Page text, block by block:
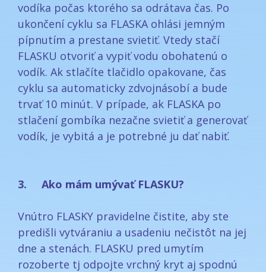
vodíka počas ktorého sa odrátava čas. Po
ukončení cyklu sa FLASKA ohlási jemným
pípnutím a prestane svietiť. Vtedy stačí
FLASKU otvoriť a vypiť vodu obohatenú o
vodík. Ak stlačíte tlačidlo opakovane, čas
cyklu sa automaticky zdvojnásobí a bude
trvať 10 minút. V prípade, ak FLASKA po
stlačení gombíka nezačne svietiť a generovať
vodík, je vybitá a je potrebné ju dať nabiť.
3. Ako mám umývať FLASKU?
Vnútro FLASKY pravidelne čistite, aby ste
predišli vytváraniu a usadeniu nečistôt na jej
dne a stenách. FLASKU pred umytím
rozoberte tj odpojte vrchný kryt aj spodnú